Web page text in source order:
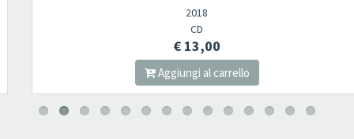
2018
€ 13,00
Aggiungi al carrello